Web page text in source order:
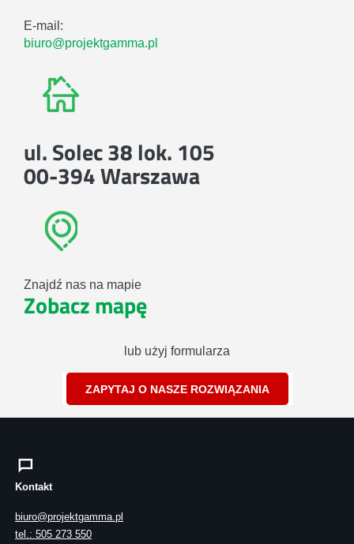
E-mail:
biuro@projektgamma.pl
ul. Solec 38 lok. 105
00-394 Warszawa
Znajdź nas na mapie
Zobacz mapę
lub użyj formularza
ZAPYTAJ O NASZE ROZWIĄZANIA
Kontakt
biuro@projektgamma.pl
tel.: 505 273 550